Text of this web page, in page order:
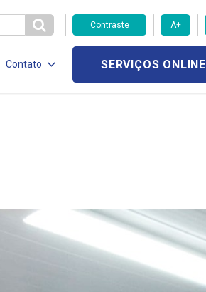
Contraste A+
Contato SERVIÇOS ONLINE